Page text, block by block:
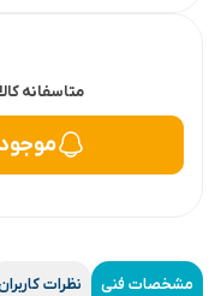
متاسفانه
مشخصات فنی نظرات